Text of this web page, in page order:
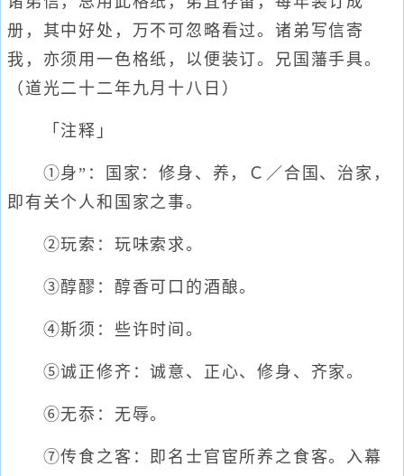
册，其中好处，万不可忽略看过。诸弟写信寄
我，亦须用一色格纸，以便装订。兄国藩手具。
（道光二十二年九月十八日）
「注释」
①身”：国家：修身、养，Ｃ／合国、治家，
即有关个人和国家之事。
②玩索：玩味索求。
③醇醪：醇香可口的酒酿。
④斯须：些许时间。
⑤诚正修齐：诚意、正心、修身、齐家。
⑥无忝：无辱。
⑦传食之客：即名士官宦所养之食客。入幕